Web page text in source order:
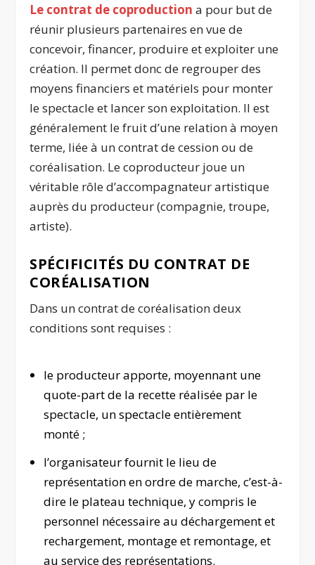
Le contrat de coproduction a pour but de
réunir plusieurs partenaires en vue de
concevoir, financer, produire et exploiter une
création. Il permet donc de regrouper des
moyens financiers et matériels pour monter
le spectacle et lancer son exploitation. Il est
généralement le fruit d’une relation à moyen
terme, liée à un contrat de cession ou de
coréalisation. Le coproducteur joue un
véritable rôle d’accompagnateur artistique
auprès du producteur (compagnie, troupe,
artiste).
SPÉCIFICITÉS DU CONTRAT DE
CORÉALISATION
Dans un contrat de coréalisation deux
conditions sont requises :
le producteur apporte, moyennant une
quote-part de la recette réalisée par le
spectacle, un spectacle entièrement
monté ;
l’organisateur fournit le lieu de
représentation en ordre de marche, c’est-à-
dire le plateau technique, y compris le
personnel nécessaire au déchargement et
rechargement, montage et remontage, et
au service des représentations.